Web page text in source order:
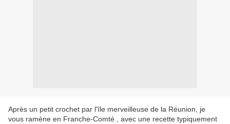
Après un petit crochet par l'île merveilleuse de la Réunion, je
vous ramène en Franche-Comté , avec une recette typiquement